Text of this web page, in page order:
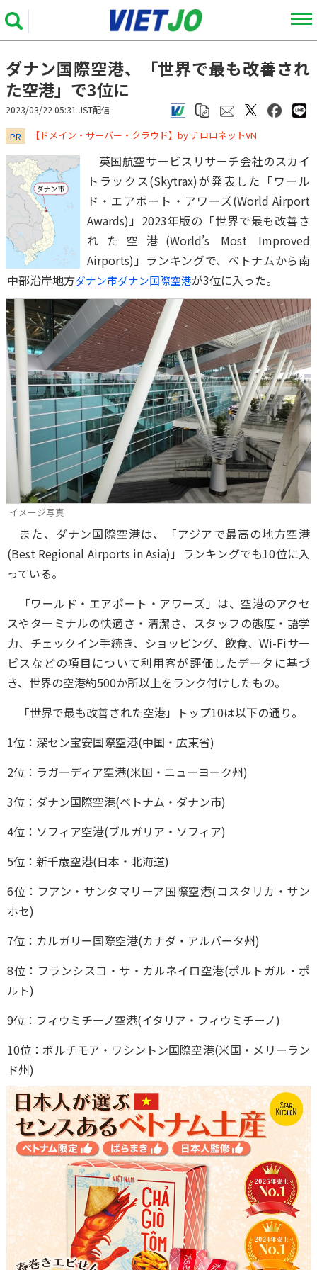
ダナン国際空港、「世界で最も改善され
た空港」で3位に
2023/03/22 05:31 JST配信
PR ​​​​​​​【ドメイン・サーバー・クラウド】by チロロネットVN
英国航空サービスリサーチ会社のスカイ
トラックス(Skytrax)が発表した「ワール
ド・エアポート・アワーズ(World Airport
Awards)」2023年版の「世界で最も改善さ
れた空港(World’s Most Improved
Airports)」ランキングで、ベトナムから南
中部沿岸地方ダナン市ダナン国際空港が3位に入った。
イメージ写真
また、ダナン国際空港は、「アジアで最高の地方空港
(Best Regional Airports in Asia)」ランキングでも10位に入
っている。
「ワールド・エアポート・アワーズ」は、空港のアクセ
スやターミナルの快適さ・清潔さ、スタッフの態度・語学
力、チェックイン手続き、ショッピング、飲食、Wi-Fiサー
ビスなどの項目について利用客が評価したデータに基づ
き、世界の空港約500か所以上をランク付けしたもの。
「世界で最も改善された空港」トップ10は以下の通り。
1位：深セン宝安国際空港(中国・広東省)
2位：ラガーディア空港(米国・ニューヨーク州)
3位：ダナン国際空港(ベトナム・ダナン市)
4位：ソフィア空港(ブルガリア・ソフィア)
5位：新千歳空港(日本・北海道)
6位：フアン・サンタマリーア国際空港(コスタリカ・サン
ホセ)
7位：カルガリー国際空港(カナダ・アルバータ州)
8位：フランシスコ・サ・カルネイロ空港(ポルトガル・ポ
ルト)
9位：フィウミチーノ空港(イタリア・フィウミチーノ)
10位：ボルチモア・ワシントン国際空港(米国・メリーラン
ド州)